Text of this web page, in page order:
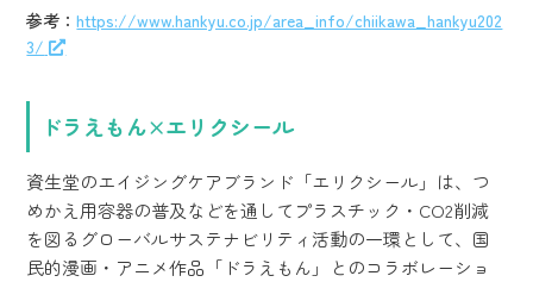
参考：https://www.hankyu.co.jp/area_info/chiikawa_hankyu202
3/
ドラえもん×エリクシール
資生堂のエイジングケアブランド「エリクシール」は、つ
めかえ用容器の普及などを通してプラスチック・CO2削減
を図るグローバルサステナビリティ活動の一環として、国
民的漫画・アニメ作品「ドラえもん」とのコラボレーショ